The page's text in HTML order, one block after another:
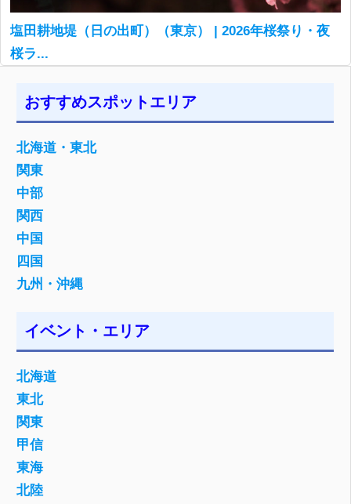
塩田耕地堤（日の出町）（東京） | 2026年桜祭り・夜
桜ラ...
おすすめスポットエリア
北海道・東北
関東
中部
関西
中国
四国
九州・沖縄
イベント・エリア
北海道
東北
関東
甲信
東海
北陸